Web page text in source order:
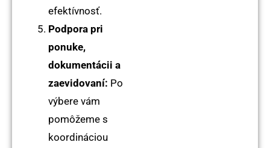
efektívnosť.
Podpora pri
ponuke,
dokumentácii a
zaevidovaní: Po
výbere vám
pomôžeme s
koordináciou